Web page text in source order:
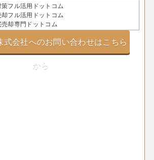
フル活用ドットコム
フル活用ドットコム
却専門ドットコム
式会社へのお問い合わせはこちら
から